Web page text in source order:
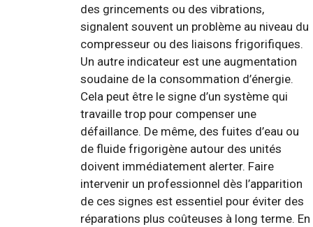
des grincements ou des vibrations,
signalent souvent un problème au niveau du
compresseur ou des liaisons frigorifiques.
Un autre indicateur est une augmentation
soudaine de la consommation d’énergie.
Cela peut être le signe d’un système qui
travaille trop pour compenser une
défaillance. De même, des fuites d’eau ou
de fluide frigorigène autour des unités
doivent immédiatement alerter. Faire
intervenir un professionnel dès l’apparition
de ces signes est essentiel pour éviter des
réparations plus coûteuses à long terme. En